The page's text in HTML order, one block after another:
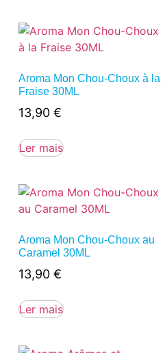
Aroma Mon Chou-Choux à la
Fraise 30ML
13,90 €
Ler mais
Aroma Mon Chou-Choux au
Caramel 30ML
13,90 €
Ler mais